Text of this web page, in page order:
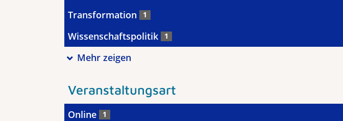
Transformation 1
Wissenschaftspolitik 1
Mehr zeigen
Veranstaltungsart
Online 1